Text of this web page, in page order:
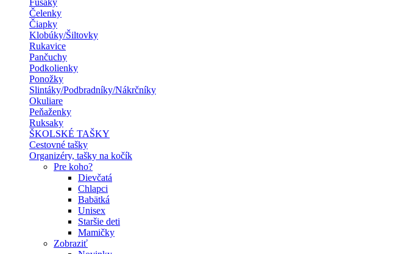
Fusaky
Čelenky
Čiapky
Klobúky/Šiltovky
Rukavice
Pančuchy
Podkolienky
Ponožky
Slintáky/Podbradníky/Nákrčníky
Okuliare
Peňaženky
Ruksaky
ŠKOLSKÉ TAŠKY
Cestovné tašky
Organizéry, tašky na kočík
Pre koho?
Dievčatá
Chlapci
Babätká
Unisex
Staršie deti
Mamičky
Zobraziť